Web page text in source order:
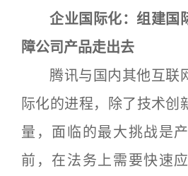
企业国际化：组建国
障公司产品走出去
腾讯与国内其他互联
际化的进程，除了技术创
量，面临的最大挑战是
前，在法务上需要快速